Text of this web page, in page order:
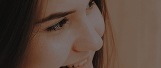
X90 Pro